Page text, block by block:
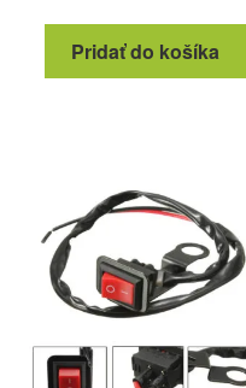
Pridať do košíka